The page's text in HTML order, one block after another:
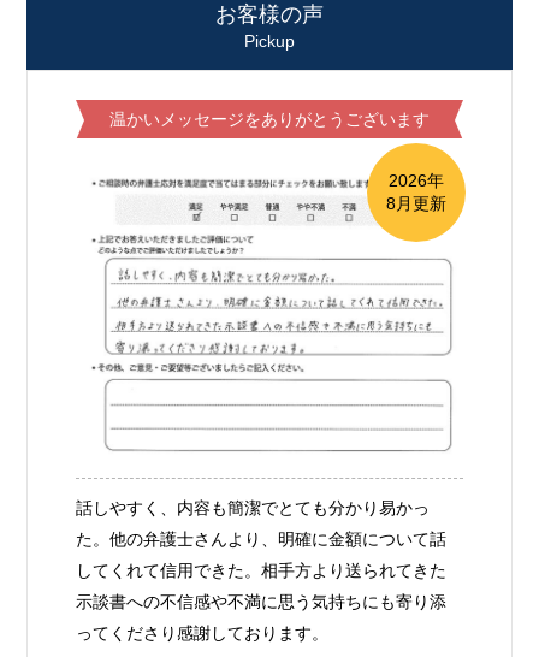
お客様の声
Pickup
温かいメッセージをありがとうございます
2026年
8月更新
話しやすく、内容も簡潔でとても分かり易かっ
た。他の弁護士さんより、明確に金額について話
してくれて信用できた。相手方より送られてきた
示談書への不信感や不満に思う気持ちにも寄り添
ってくださり感謝しております。